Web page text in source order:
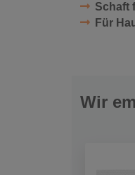
Schaft
Für
Wir